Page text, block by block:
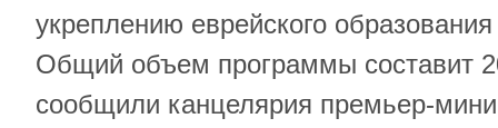
укреплению еврейского
Общий объем программы составит
сообщили канцелярия премьер-